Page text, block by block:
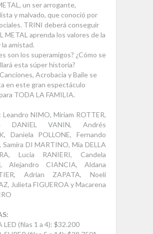
un ser arrogante,
y malvado, que conoció por
TRINI deberá conseguir
METAL aprenda los valores de la
la amistad.
son los superamigos? ¿Cómo se
esta súper historia?
Acrobacia y Baile se
en este gran espectáculo
TODA LA FAMILIA.
NIMO, Miriam ROTTER,
DANIEL VANIN, Andrés
Daniela POLLONE, Fernando
Samira DI MARTINO, Mia DELLA
Lucia RANIERI, Candela
Alejandro CIANCIA, Aldana
Adrian ZAPATA, Noelí
Julieta FIGUEROA y Macarena
LED (filas 1 a 4): $32.200